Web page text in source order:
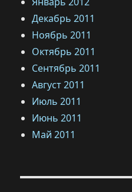
Декабрь 2011
Ноябрь 2011
Октябрь 2011
Сентябрь 2011
Август 2011
Июль 2011
Июнь 2011
Май 2011